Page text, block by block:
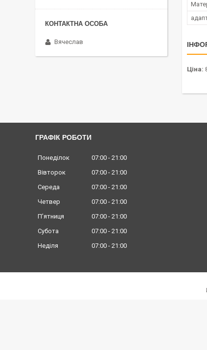
Ціна:
Вячеслав
ГРАФІК РОБОТИ
Понеділок 07:00
21:00
Вівторок
07:00
21:00
Середа
07:00
21:00
Четвер
07:00
21:00
Пʼятниця
07:00
21:00
Субота
07:00
21:00
Неділя
07:00 21:00